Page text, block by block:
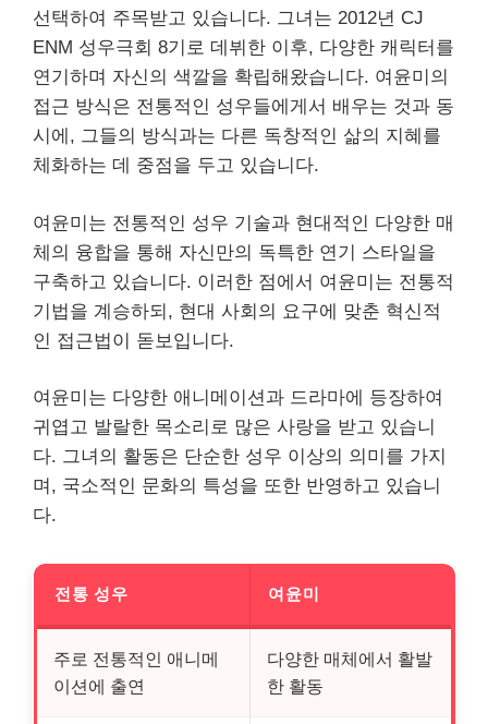
선택하여 주목받고 있습니다. 그녀는 2012년 CJ
ENM 성우극회 8기로 데뷔한 이후, 다양한 캐릭터를
연기하며 자신의 색깔을 확립해왔습니다. 여윤미의
접근 방식은 전통적인 성우들에게서 배우는 것과 동
시에, 그들의 방식과는 다른 독창적인 삶의 지혜를
체화하는 데 중점을 두고 있습니다.
여윤미는 전통적인 성우 기술과 현대적인 다양한 매
체의 융합을 통해 자신만의 독특한 연기 스타일을
구축하고 있습니다. 이러한 점에서 여윤미는 전통적
기법을 계승하되, 현대 사회의 요구에 맞춘 혁신적
인 접근법이 돋보입니다.
여윤미는 다양한 애니메이션과 드라마에 등장하여
귀엽고 발랄한 목소리로 많은 사랑을 받고 있습니
다. 그녀의 활동은 단순한 성우 이상의 의미를 가지
며, 국소적인 문화의 특성을 또한 반영하고 있습니
다.
전통 성우 여윤미
주로 전통적인 애니메
이션에 출연
다양한 매체에서 활발
한 활동